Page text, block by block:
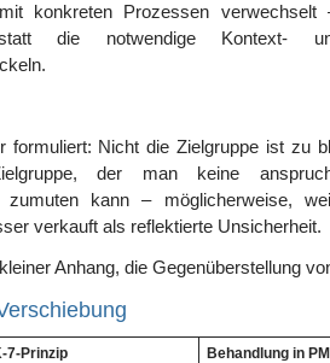
konkreten Prozessen
die notwendige Kontext-
formuliert: Nicht die Zielgruppe ist zu
der man keine
zumuten kann – möglicherweise,
verkauft als reflektierte Unsicherheit.
Anhang, die Gegenüberstellung
7-Prinzip Behandlung in